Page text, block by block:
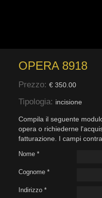
OPERA 8918
Prezzo: € 350.00
Tipologia: incisione
Compila il seguente
opera o richiederne
fatturazione. I campi
Nome *
Cognome *
Indirizzo *